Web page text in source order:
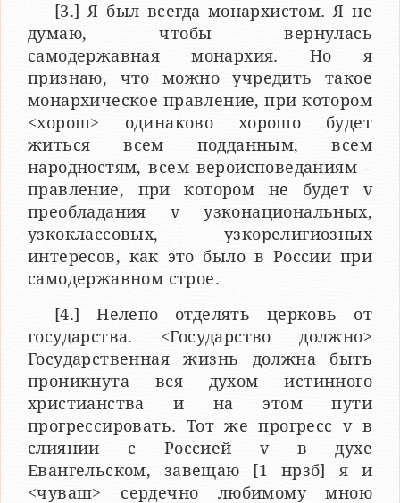
[3.] Я был всегда монархистом. Я не
думаю, чтобы вернулась
самодержавная монархия. Но я
признаю, что можно учредить такое
монархическое правление, при котором
<хорош> одинаково хорошо будет
житься всем подданным, всем
народностям, всем вероисповеданиям –
правление, при котором не будет v
преобладания v узконациональных,
узкоклассовых, узкорелигиозных
интересов, как это было в России при
самодержавном строе.
[4.] Нелепо отделять церковь от
государства. <Государство должно>
Государственная жизнь должна быть
проникнута вся духом истинного
христианства и на этом пути
прогрессировать. Тот же прогресс v в
слиянии c Россией v в духе
Евангельском, завещаю [1 нрзб] я и
<чуваш> сердечно любимому мною